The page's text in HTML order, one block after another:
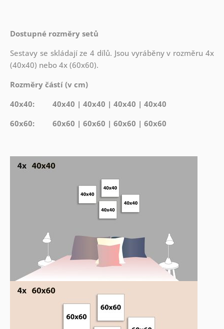
Dostupné rozměry setů
Sestavy se skládají ze 4 dílů. Jsou vyráběny v rozměru 4x
(40x40) nebo 4x (60x60).
Rozměry částí (v cm)
40x40: 40x40 | 40x40 | 40x40 | 40x40
60x60: 60x60 | 60x60 | 60x60 | 60x60